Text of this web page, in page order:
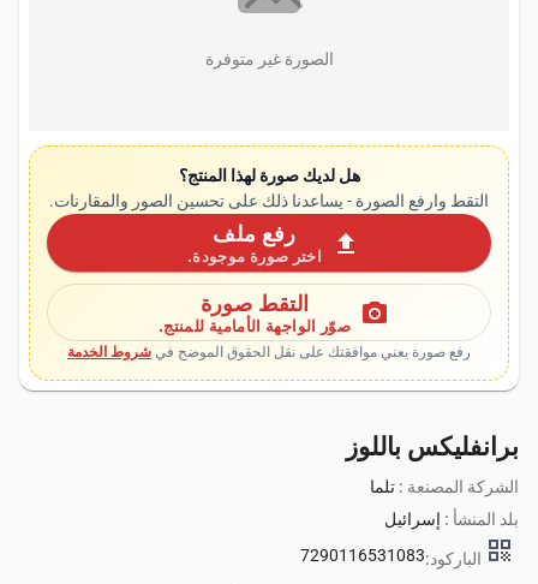
الصورة غير متوفرة
هل لديك صورة لهذا المنتج؟
التقط وارفع الصورة - يساعدنا ذلك على تحسين الصور والمقارنات.
upload رفع ملف
اختر صورة موجودة.
photo_camera التقط صورة
صوّر الواجهة الأمامية للمنتج.
رفع صورة يعني موافقتك على نقل الحقوق الموضح في شروط الخدمة
برانفليكس باللوز
الشركة المصنعة : تلما
بلد المنشأ : إسرائيل
qr_code الباركود:7290116531083